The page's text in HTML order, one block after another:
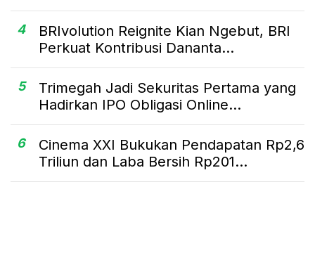
4
BRIvolution Reignite Kian Ngebut, BRI
Perkuat Kontribusi Dananta...
5
Trimegah Jadi Sekuritas Pertama yang
Hadirkan IPO Obligasi Online...
6
Cinema XXI Bukukan Pendapatan Rp2,6
Triliun dan Laba Bersih Rp201...